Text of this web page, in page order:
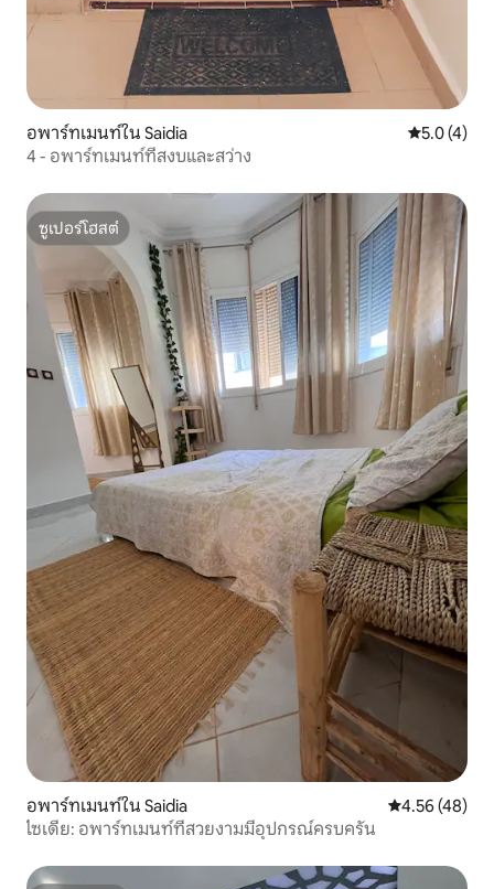
อพาร์ทเมนท์ใน Saidia คะแนนเฉลี่
5.0 (4)
4 - อพาร์ทเมนท์ที่สงบและสว่าง
ซูเปอร์โฮสต์
ซูเปอร์โฮสต์
อพาร์ทเมนท์ใน Saidia คะแนนเฉลี่ย
4.56 (48)
ไซเดีย: อพาร์ทเมนท์ที่สวยงามมีอุปกรณ์ครบครัน